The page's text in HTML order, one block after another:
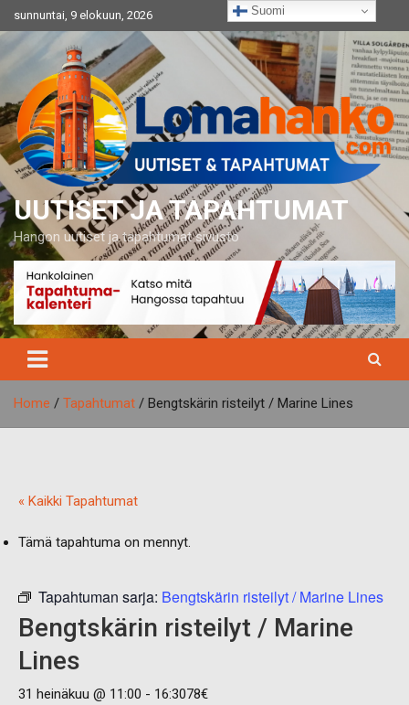
to
content
sunnuntai, 9 elokuun, 2026
UUTISET JA TAPAHTUMAT
Hangon uutiset ja tapahtumat sivusto
Home Tapahtumat Bengtskärin risteilyt / Marine Lines
« Kaikki Tapahtumat
Tämä tapahtuma on mennyt.
Tapahtuman sarja: Bengtskärin risteilyt / Marine Lines
Bengtskärin risteilyt / Marine
Lines
31 heinäkuu @ 11:00 - 16:3078€
Suomi